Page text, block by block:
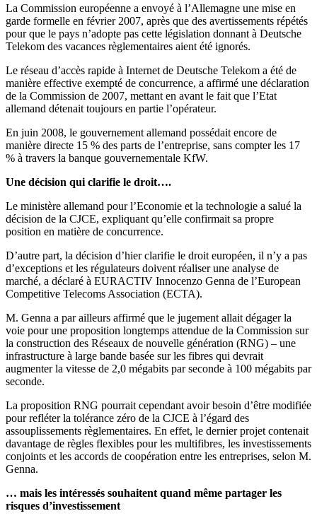
La Commission européenne a envoyé à l’Allemagne une mise en
garde formelle en février 2007, après que des avertissements répétés
pour que le pays n’adopte pas cette législation donnant à Deutsche
Telekom des vacances règlementaires aient été ignorés.
Le réseau d’accès rapide à Internet de Deutsche Telekom a été de
manière effective exempté de concurrence, a affirmé une déclaration
de la Commission de 2007, mettant en avant le fait que l’Etat
allemand détenait toujours en partie l’opérateur.
En juin 2008, le gouvernement allemand possédait encore de
manière directe 15 % des parts de l’entreprise, sans compter les 17
% à travers la banque gouvernementale KfW.
Une décision qui clarifie le droit….
Le ministère allemand pour l’Economie et la technologie a salué la
décision de la CJCE, expliquant qu’elle confirmait sa propre
position en matière de concurrence.
D’autre part, la décision d’hier clarifie le droit européen, il n’y a pas
d’exceptions et les régulateurs doivent réaliser une analyse de
marché, a déclaré à EURACTIV Innocenzo Genna de l’European
Competitive Telecoms Association (ECTA).
M. Genna a par ailleurs affirmé que le jugement allait dégager la
voie pour une proposition longtemps attendue de la Commission sur
la construction des Réseaux de nouvelle génération (RNG) – une
infrastructure à large bande basée sur les fibres qui devrait
augmenter la vitesse de 2,0 mégabits par seconde à 100 mégabits par
seconde.
La proposition RNG pourrait cependant avoir besoin d’être modifiée
pour refléter la tolérance zéro de la CJCE à l’égard des
assouplissements règlementaires. En effet, le dernier projet contenait
davantage de règles flexibles pour les multifibres, les investissements
conjoints et les accords de coopération entre les entreprises, selon M.
Genna.
… mais les intéressés souhaitent quand même partager les
risques d’investissement